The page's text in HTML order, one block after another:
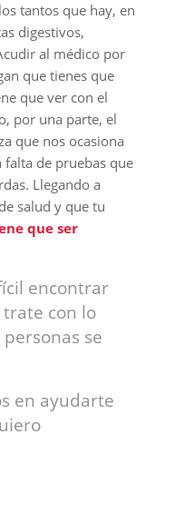
tantos que hay, en
digestivos,
al médico por
que tienes que
que ver con el
por una parte, el
que nos ocasiona
de pruebas que
Llegando a
salud y que tu
que ser
encontrar
con lo
se
en ayudarte